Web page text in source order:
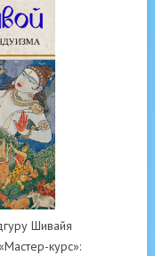
Шивайя
курс»: